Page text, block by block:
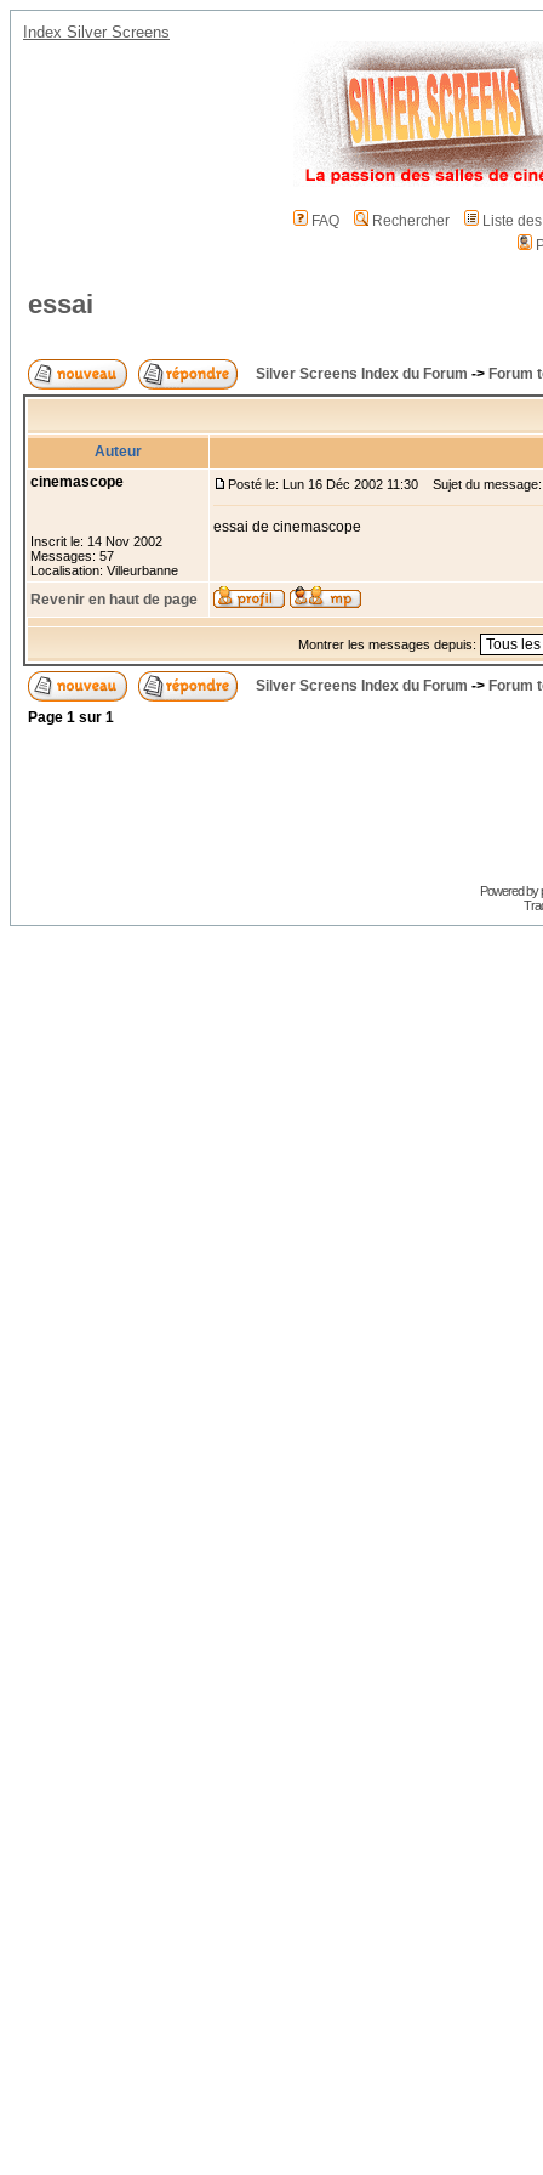
Index Silver Screens
FAQ Rechercher
Liste
essai
Silver Screens Index du Forum -> Forum
Auteur
cinemascope
Inscrit le: 14 Nov 2002
Messages: 57
Localisation: Villeurbanne
Posté le: Lun 16 Déc 2002 11:30 Sujet du
essai de cinemascope
Revenir en haut de page
Montrer les messages depuis:
Silver Screens Index du Forum -> Forum
Page 1 sur 1
Powered by